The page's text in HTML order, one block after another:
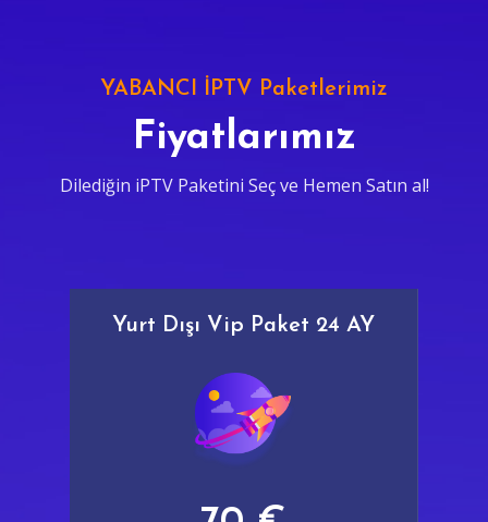
YABANCI İPTV Paketlerimiz
Fiyatlarımız
Dilediğin iPTV Paketini Seç ve Hemen Satın al!
Yurt Dışı Vip Paket 24 AY